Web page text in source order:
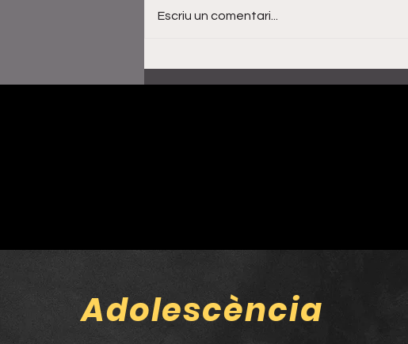
Al·lèrgiques al pol·len
obren nova etapa amb
Escriu un comentari...
Adolescència